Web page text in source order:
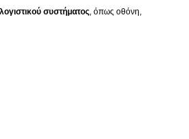
συστήματος, όπως οθόνη,